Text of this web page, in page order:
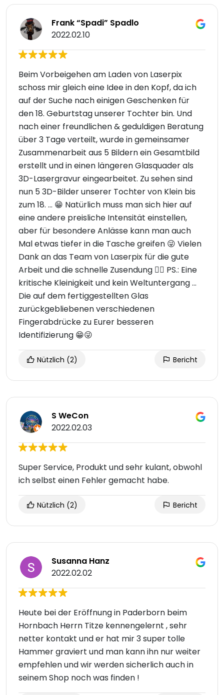
Frank “Spadi” Spadlo
2022.02.10
Beim Vorbeigehen am Laden von Laserpix
schoss mir gleich eine Idee in den Kopf, da ich
auf der Suche nach einigen Geschenken für
den 18. Geburtstag unserer Tochter bin. Und
nach einer freundlichen & geduldigen Beratung
über 3 Tage verteilt, wurde in gemeinsamer
Zusammenarbeit aus 5 Bildern ein Gesamtbild
erstellt und in einen längeren Glasquader als
3D-Lasergravur eingearbeitet. Zu sehen sind
nun 5 3D-Bilder unserer Tochter von Klein bis
zum 18. ... 😁 Natürlich muss man sich hier auf
eine andere preisliche Intensität einstellen,
aber für besondere Anlässe kann man auch
Mal etwas tiefer in die Tasche greifen 😜 Vielen
Dank an das Team von Laserpix für die gute
Arbeit und die schnelle Zusendung 👍🏼 PS.: Eine
kritische Kleinigkeit und kein Weltuntergang ...
Die auf dem fertiggestellten Glas
zurückgebliebenen verschiedenen
Fingerabdrücke zu Eurer besseren
Identifizierung 😁😜
Nützlich (2) Bericht
S WeCon
2022.02.03
Super Service, Produkt und sehr kulant, obwohl
ich selbst einen Fehler gemacht habe.
Nützlich (2) Bericht
Susanna Hanz
2022.02.02
Heute bei der Eröffnung in Paderborn beim
Hornbach Herrn Titze kennengelernt , sehr
netter kontakt und er hat mir 3 super tolle
Hammer graviert und man kann ihn nur weiter
empfehlen und wir werden sicherlich auch in
seinem Shop noch was finden !